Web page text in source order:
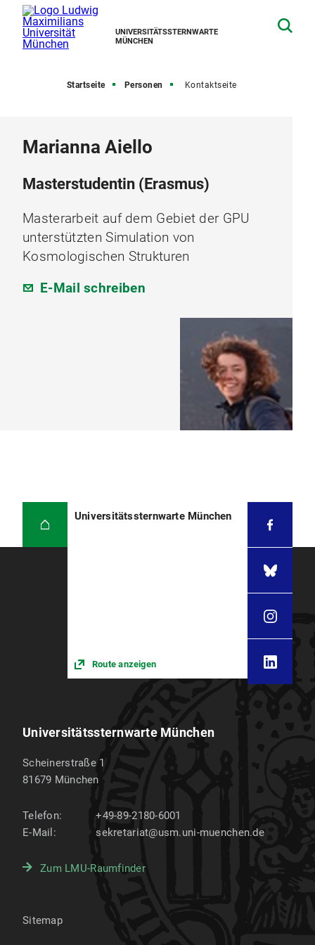
UNIVERSITÄTSSTERNWARTE
MÜNCHEN
Startseite Personen Kontaktseite
Marianna Aiello
Masterstudentin (Erasmus)
Masterarbeit auf dem Gebiet der GPU
unterstützten Simulation von
Kosmologischen Strukturen
E-Mail schreiben
Universitätssternwarte München
Route anzeigen
Universitätssternwarte München
Scheinerstraße 1
81679 München
Telefon:
+49-89-2180-6001
E-Mail:
sekretariat@usm.uni-muenchen.de
Zum LMU-Raumfinder
Sitemap